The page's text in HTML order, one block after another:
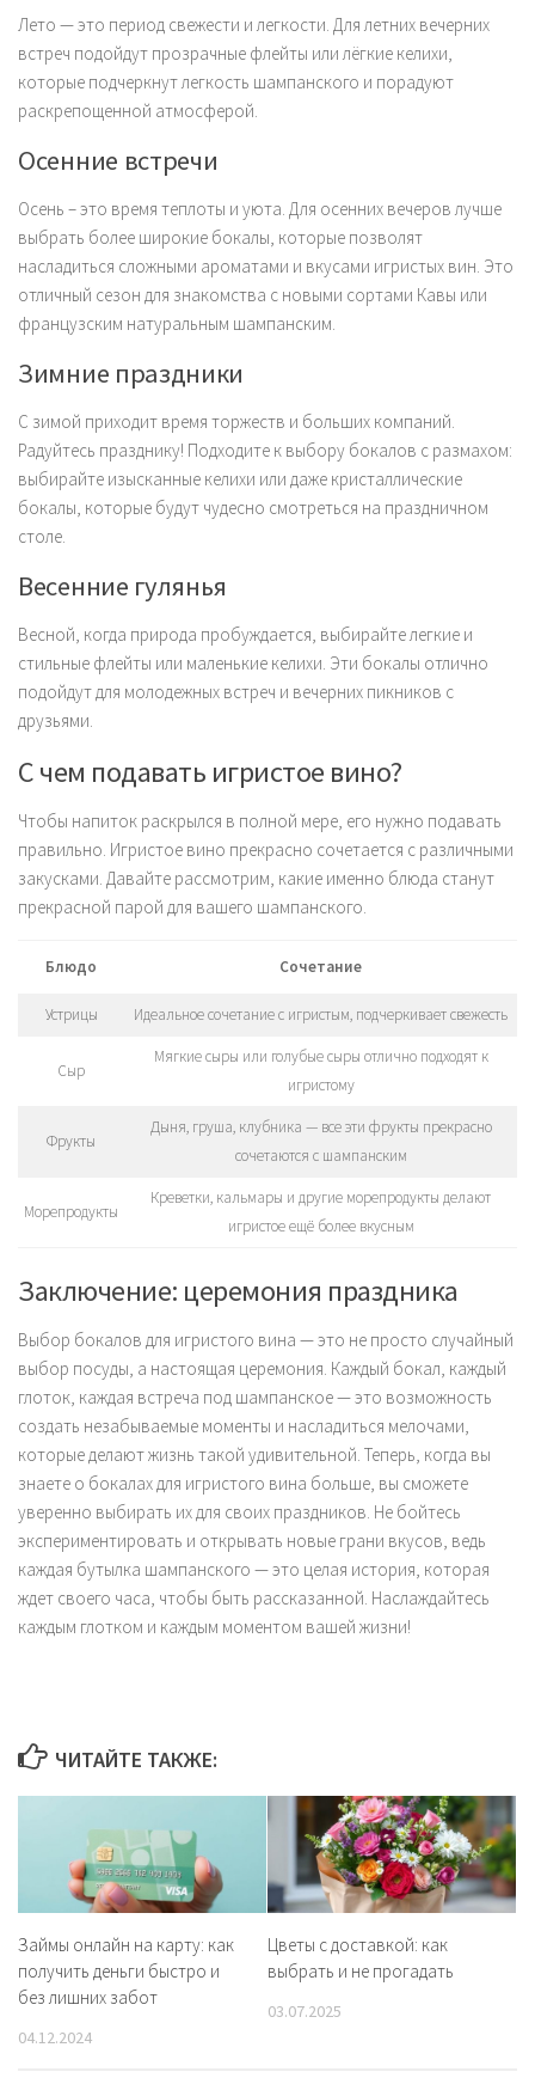
Лето — это период свежести и легкости. Для летних вечерних
встреч подойдут прозрачные флейты или лёгкие келихи,
которые подчеркнут легкость шампанского и порадуют
раскрепощенной атмосферой.
Осенние встречи
Осень – это время теплоты и уюта. Для осенних вечеров лучше
выбрать более широкие бокалы, которые позволят
насладиться сложными ароматами и вкусами игристых вин. Это
отличный сезон для знакомства с новыми сортами Кавы или
французским натуральным шампанским.
Зимние праздники
С зимой приходит время торжеств и больших компаний.
Радуйтесь празднику! Подходите к выбору бокалов с размахом:
выбирайте изысканные келихи или даже кристаллические
бокалы, которые будут чудесно смотреться на праздничном
столе.
Весенние гулянья
Весной, когда природа пробуждается, выбирайте легкие и
стильные флейты или маленькие келихи. Эти бокалы отлично
подойдут для молодежных встреч и вечерних пикников с
друзьями.
С чем подавать игристое вино?
Чтобы напиток раскрылся в полной мере, его нужно подавать
правильно. Игристое вино прекрасно сочетается с различными
закусками. Давайте рассмотрим, какие именно блюда станут
прекрасной парой для вашего шампанского.
Блюдо Сочетание
Устрицы Идеальное сочетание с игристым, подчеркивает свежесть
Сыр
Мягкие сыры или голубые сыры отлично подходят к
игристому
Фрукты
Дыня, груша, клубника — все эти фрукты прекрасно
сочетаются с шампанским
Морепродукты
Креветки, кальмары и другие морепродукты делают
игристое ещё более вкусным
Заключение: церемония праздника
Выбор бокалов для игристого вина — это не просто случайный
выбор посуды, а настоящая церемония. Каждый бокал, каждый
глоток, каждая встреча под шампанское — это возможность
создать незабываемые моменты и насладиться мелочами,
которые делают жизнь такой удивительной. Теперь, когда вы
знаете о бокалах для игристого вина больше, вы сможете
уверенно выбирать их для своих праздников. Не бойтесь
экспериментировать и открывать новые грани вкусов, ведь
каждая бутылка шампанского — это целая история, которая
ждет своего часа, чтобы быть рассказанной. Наслаждайтесь
каждым глотком и каждым моментом вашей жизни!
ЧИТАЙТЕ ТАКЖЕ:
Займы онлайн на карту: как
получить деньги быстро и
без лишних забот
04.12.2024
Цветы с доставкой: как
выбрать и не прогадать
03.07.2025